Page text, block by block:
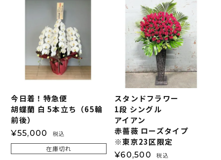
今日着！特急便
胡蝶蘭 白 5本立ち（65輪
前後）
¥55,000 税込
在庫切れ
スタンドフラワー
1段 シングル
アイアン
赤薔薇 ローズタイプ
※東京23区限定
¥60,500 税込